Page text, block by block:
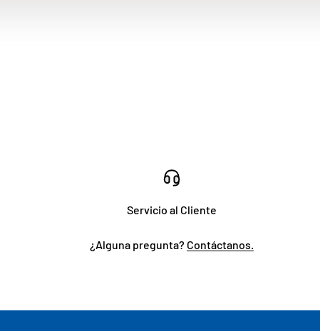
Servicio al Cliente
¿Alguna pregunta? Contáctanos.